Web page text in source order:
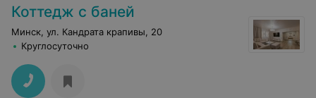
Коттедж с баней
Минск, ул. Кандрата крапивы, 20
Круглосуточно